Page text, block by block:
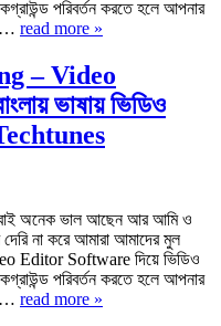
পরিবর্তন করতে হলে আপনার
read more »
– Video
ভাষায় ভিডিও
অনেক ভাল আছেন আর আমি ও
না করে আমারা আমাদের মুল
Editor Software দিয়ে ভিডিও
পরিবর্তন করতে হলে আপনার
read more »